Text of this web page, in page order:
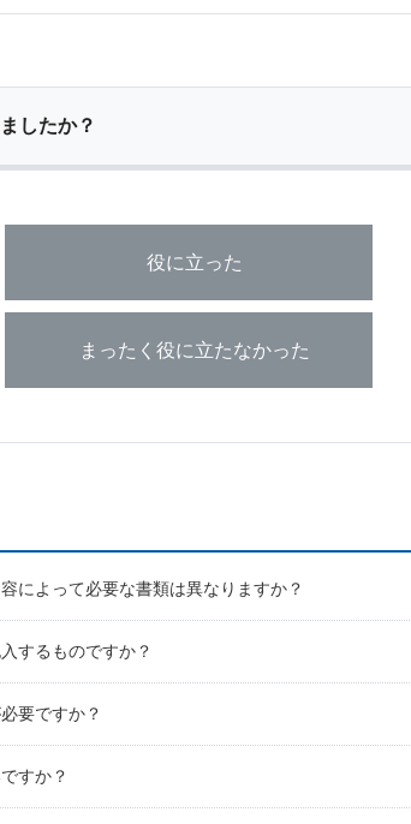
あんしん就業不能保障保険
したか？
役に立った
まったく役に立たなかった
によって必要な書類は異なりますか？
するものですか？
要ですか？
すか？